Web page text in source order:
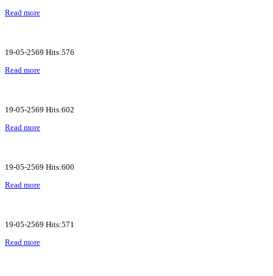
Read more
19-05-2569 Hits:576
Read more
19-05-2569 Hits:602
Read more
19-05-2569 Hits:600
Read more
19-05-2569 Hits:571
Read more